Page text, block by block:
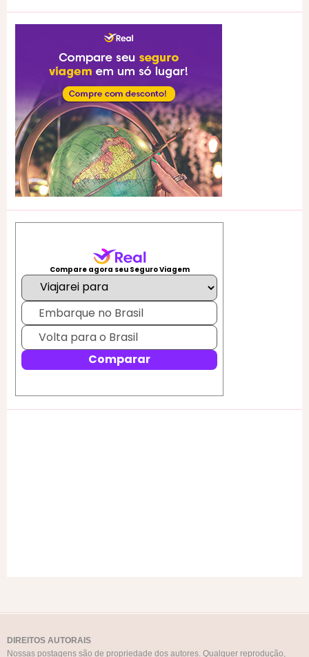
DIREITOS AUTORAIS
Nossas postagens são de propriedade dos autores. Qualquer reprodução,